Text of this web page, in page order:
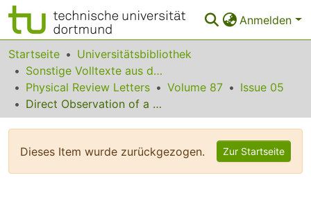
Anmelden
Bereiche & Sammlungen
Das gesamte Repositorium
Statistiken
Startseite
Universitätsbibliothek
Sonstige Volltexte aus dem Bibliotheksangebot
Physical Review Letters
Volume 87
Issue 05
Direct Observation of a rho Decay of the D13(1520) Baryon Resonance
Dieses Item wurde zurückgezogen. Zur Startseite